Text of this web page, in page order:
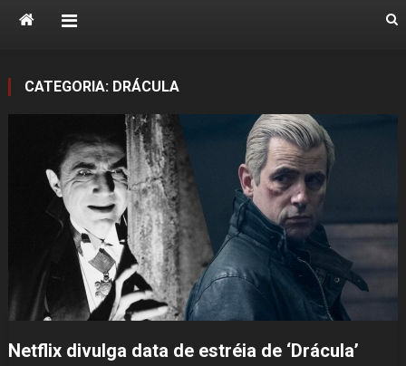
CATEGORIA: DRÁCULA
Netflix divulga data de estréia de ‘Drácula’